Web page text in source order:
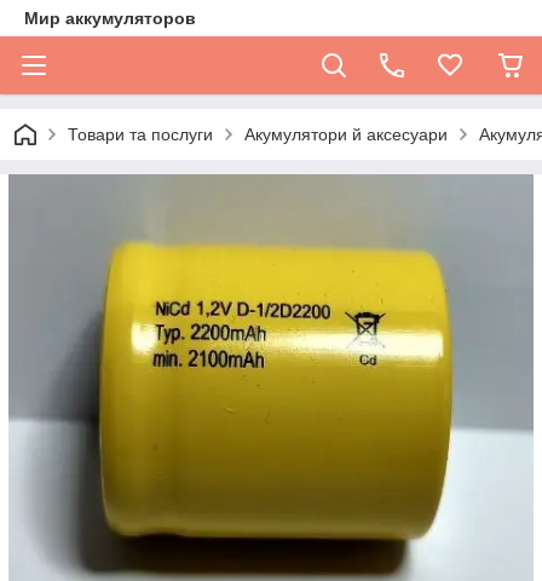
Мир аккумуляторов
Товари та послуги Акумулятори й аксесуари